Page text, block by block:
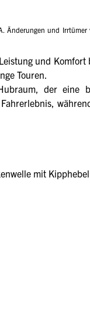
und
und
Touren.
der eine
mit